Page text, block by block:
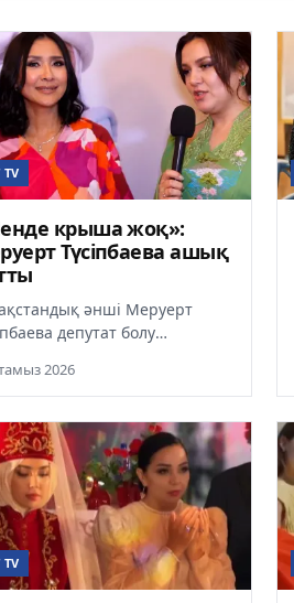
крыша жоқ»:
Түсіпбаева ашық
әнші Меруерт
депутат болу
айтты, деп хабарлайды
2026